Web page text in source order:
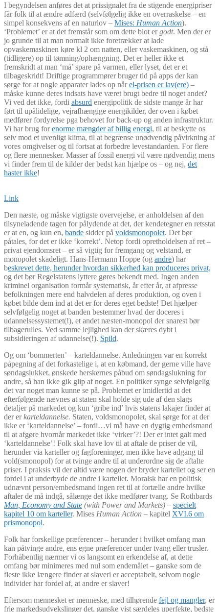
I begyndelsen anføres det at prissignalet fra de stigende energipriser
får folk til at ændre adfærd (selvfølgelig ikke en overraskelse – en
simpel konsekvens af en naturlov – Mises: Human Action).
‘Problemet’ er at det fremstår som om dette blot ergodt. Men der er
jo grunde til at man normalt ikke foretrækker at lade
opvaskemaskinen køre kl 2 om natten, eller vaskemaskinen, og stå
(tidligere) op til tømning/ophængning. Det er heller ikke et
fremskridt at man ‘må’ spare på varmen, eller lyset, det er et
tilbageskridt! Driftige programmører bruger tid på apps der kan
sørge for at nogle apparater lades op nårel-prisen er lav(ere) –
måske kunne deres indsats have været brugt bedre til noget andet?
Vi ved det ikke, fordi absurd energipolitik de sidste mange år har
ført til upålidelige, vejrafhængige energikilder, der oven i købet
medfører fordyrelse pga behovet for back-up og anden infrastruktur.
Vi har brug forenorme mængder af billig energi, til at beskytte os
selv mod et uvenligt klima, til at begrænse unødvendig påvirkning af
vores omgivelser og til fortsat at forbedre levestandarden. For flere
og flere mennesker. Masser af fossil energi vil være nødvendig mens
vi finder frem til de kilder der bedst kan hjælpe os – og nej, det
haster ikke!
Link
Den næste, og måske vigtigste overvejelse, er anholdelsen af den
tilsyneladende tagen for pålydende at det, der kendetegner en retsstat
er at en, og kun en, bande sidder på voldsmonopolet. Det bør
påtales, for det er ikke ‘korrekt’. Netop fordi opretholdelsen af ret –
privat ejendomsret – er så vigtig for fremgang og velstand, er
monopolet skadeligt. Hans-Hermann Hoppe (og andre) har
beskrevet dette, herunder hvordan sikkerhed kan produceres privat,
og det bør Regelstatens lyttere gøres bekendt med. Ingen anden
kriminel organisation formår systematisk, år efter år, at afpresse
befolkningen mere end halvdelen af deres produktion, og oven i
købet bilde dem ind at det er for deres eget bedste! Det hjælper
selvfølgelig noget at banden bestemmer hvad der doceres i
udannelsessystemet(!), et andet næsten-monopol der snarest bør
tilbagerulles. Ved samme lejlighed kan der skæres dybt i
subsidieringen af udannelse(!). Spild.
Og om ‘bommerten’ – karteldannelse. Anledningen var en korrekt
påpegning af det forkastelige i, at en købmand, der gerne ville have
søndagslukket, ønskede herskernes påbud om søndagslukning for
andre, så han ikke gik glip af noget. En politiker synge selvfølgelig
det var noget man kunne se på. Problemet er imidlertid at det
efterfølgende nævnes at staten skal holde sig ude af den slags
detaljer på markedet og kun ‘gribe ind’ hvis statens lakajer finder at
der erkarteldannelse. Staten, voldsmonopolet, skal sørge for at der
ikke er ‘karteldannelse’ – fordi…vi må have en dygtig embedsmand
til at afgøre hvornår markedet ikke ‘virker’?! Der er intet galt med
‘karteldannelse’! Folk skal have lov til at aftale de priser de vil,
herunder via karteller og fagforeninger, men ikke have adgang til
vold(smonopol) for at tvinge andre til at underordne sig de aftalte
priser. I praksis vil der altid være nogen der bryder kartellet og ser en
fordel i at underbyde de andre i kartellet. Moralsk har en politisk
udnævnt person/embedsmand ingen ret til at fortælle andre hvilke
aftaler de må indgå, sålænge det ikke medfører tvang. Se Rothbards
Man, Economy and State (with Power and Markets) – specielt
kapitel 10 om karteller. Mises Human Action – kapitel XVI.6 om
prismonopol.
Folk har forskellige præferencer – herunder i hvilket omfang man
kan påtvinge andre, ens egne præferencer under tvang eller trusler.
Forhåbentlig nærmer vi os langsomt en erkendelse af, at dette
omfang bør minimeres med nul som endemålet – ganske som de
fleste ikke længere finder at slaveri er acceptabelt, selvom nogle
individer har fordel af, at andre er slaver!
Eftersom mennesket er menneske, med tilhørende fejl og mangler, er
frie markedsudvekslinger det, ganske vist særdeles uperfekte, bedste